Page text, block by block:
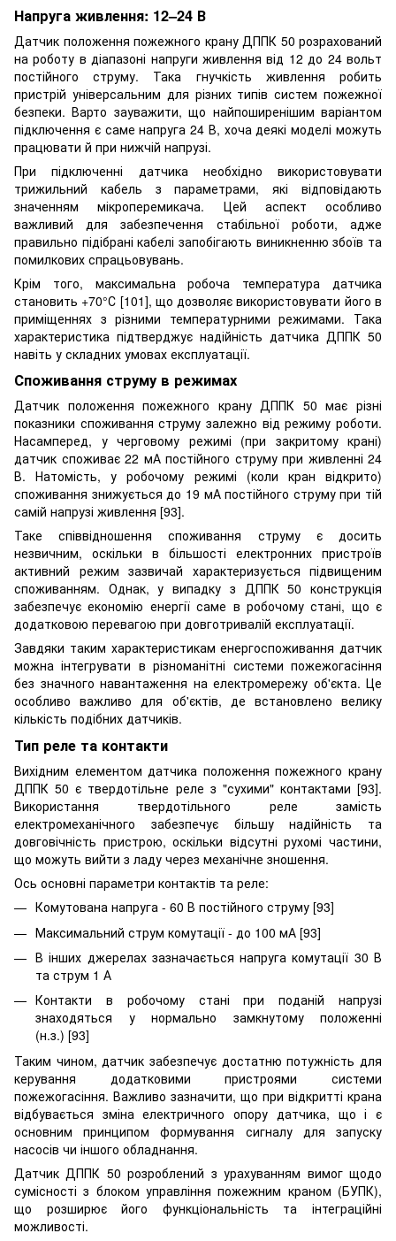
Напруга живлення: 12–24 В
Датчик положення пожежного крану ДППК 50 розрахований
на роботу в діапазоні напруги живлення від 12 до 24 вольт
постійного струму. Така гнучкість живлення робить
пристрій універсальним для різних типів систем пожежної
безпеки. Варто зауважити, що найпоширенішим варіантом
підключення є саме напруга 24 В, хоча деякі моделі можуть
працювати й при нижчій напрузі.
При підключенні датчика необхідно використовувати
трижильний кабель з параметрами, які відповідають
значенням мікроперемикача. Цей аспект особливо
важливий для забезпечення стабільної роботи, адже
правильно підібрані кабелі запобігають виникненню збоїв та
помилкових спрацьовувань.
Крім того, максимальна робоча температура датчика
становить +70°С [101], що дозволяє використовувати його в
приміщеннях з різними температурними режимами. Така
характеристика підтверджує надійність датчика ДППК 50
навіть у складних умовах експлуатації.
Споживання струму в режимах
Датчик положення пожежного крану ДППК 50 має різні
показники споживання струму залежно від режиму роботи.
Насамперед, у черговому режимі (при закритому крані)
датчик споживає 22 мА постійного струму при живленні 24
В. Натомість, у робочому режимі (коли кран відкрито)
споживання знижується до 19 мА постійного струму при тій
самій напрузі живлення [93].
Таке співвідношення споживання струму є досить
незвичним, оскільки в більшості електронних пристроїв
активний режим зазвичай характеризується підвищеним
споживанням. Однак, у випадку з ДППК 50 конструкція
забезпечує економію енергії саме в робочому стані, що є
додатковою перевагою при довготривалій експлуатації.
Завдяки таким характеристикам енергоспоживання датчик
можна інтегрувати в різноманітні системи пожежогасіння
без значного навантаження на електромережу об'єкта. Це
особливо важливо для об'єктів, де встановлено велику
кількість подібних датчиків.
Тип реле та контакти
Вихідним елементом датчика положення пожежного крану
ДППК 50 є твердотільне реле з "сухими" контактами [93].
Використання твердотільного реле замість
електромеханічного забезпечує більшу надійність та
довговічність пристрою, оскільки відсутні рухомі частини,
що можуть вийти з ладу через механічне зношення.
Ось основні параметри контактів та реле:
Комутована напруга - 60 В постійного струму [93]
Максимальний струм комутації - до 100 мА [93]
В інших джерелах зазначається напруга комутації 30 В
та струм 1 А
Контакти в робочому стані при поданій напрузі
знаходяться у нормально замкнутому положенні
(н.з.) [93]
Таким чином, датчик забезпечує достатню потужність для
керування додатковими пристроями системи
пожежогасіння. Важливо зазначити, що при відкритті крана
відбувається зміна електричного опору датчика, що і є
основним принципом формування сигналу для запуску
насосів чи іншого обладнання.
Датчик ДППК 50 розроблений з урахуванням вимог щодо
сумісності з блоком управління пожежним краном (БУПК),
що розширює його функціональність та інтеграційні
можливості.